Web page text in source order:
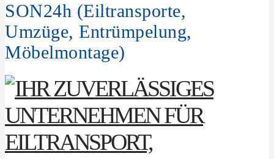
SON24h (Eiltransporte,
Umzüge, Entrümpelung,
Möbelmontage)